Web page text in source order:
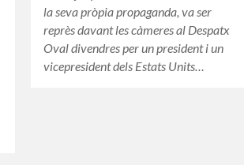
la seva pròpia propaganda, va ser
reprès davant les càmeres al Despatx
Oval divendres per un president i un
vicepresident dels Estats Units…